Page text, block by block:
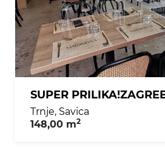
Trnje, Savica
148,00 m2